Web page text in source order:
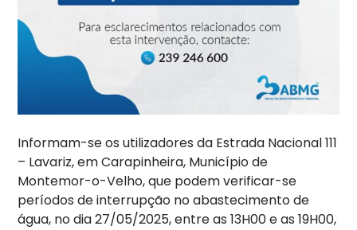
Informam-se os utilizadores da Estrada Nacional 111
– Lavariz, em Carapinheira, Município de
Montemor-o-Velho, que podem verificar-se
períodos de interrupção no abastecimento de
água, no dia 27/05/2025, entre as 13H00 e as 19H00,